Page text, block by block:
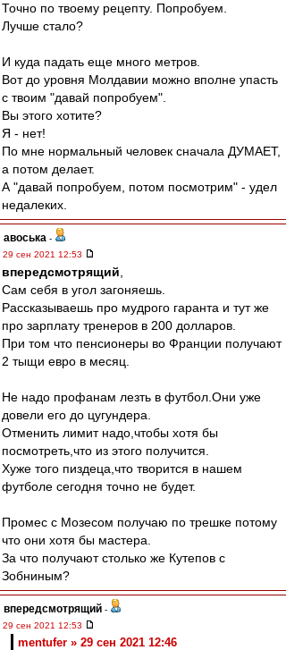
Точно по твоему рецепту. Попробуем.
Лучше стало?
И куда падать еще много метров.
Вот до уровня Молдавии можно вполне упасть
с твоим "давай попробуем".
Вы этого хотите?
Я - нет!
По мне нормальный человек сначала ДУМАЕТ,
а потом делает.
А "давай попробуем, потом посмотрим" - удел
недалеких.
авоська -
29 сен 2021 12:53
впередсмотрящий
Сам себя в угол загоняешь.
Рассказываешь про мудрого гаранта и тут же
про зарплату тренеров в 200 долларов.
При том что пенсионеры во Франции получают
2 тыщи евро в месяц.
Не надо профанам лезть в футбол.Они уже
довели его до цугундера.
Отменить лимит надо,чтобы хотя бы
посмотреть,что из этого получится.
Хуже того пиздеца,что творится в нашем
футболе сегодня точно не будет.
Промес с Мозесом получаю по трешке потому
что они хотя бы мастера.
За что получают столько же Кутепов с
Зобниным?
впередсмотрящий -
29 сен 2021 12:53
mentufer » 29 сен 2021 12:46